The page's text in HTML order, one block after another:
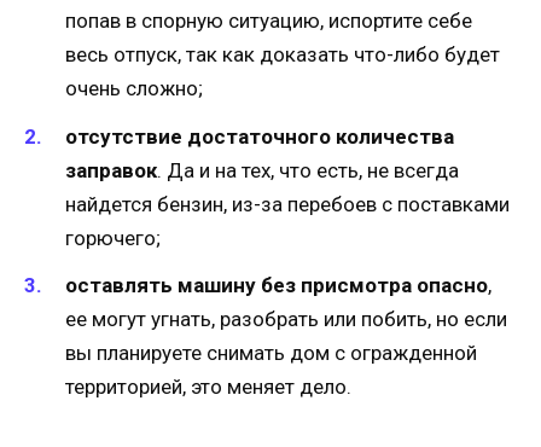
попав в спорную ситуацию, испортите себе
весь отпуск, так как доказать что-либо будет
очень сложно;
отсутствие достаточного количества
заправок. Да и на тех, что есть, не всегда
найдется бензин, из-за перебоев с поставками
горючего;
оставлять машину без присмотра опасно,
ее могут угнать, разобрать или побить, но если
вы планируете снимать дом с огражденной
территорией, это меняет дело.